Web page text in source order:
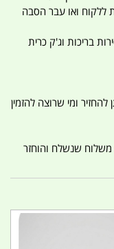
ללקוח ואו עבר הסבה
בריכות וג'ק כרית
ומי שרוצה להזמין
שנשלח והוחזר